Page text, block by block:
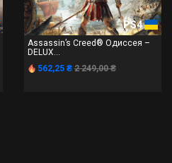
PS4
Assassin’s Creed® Одиссея –
DELUX...
562,25 ₴ 2 249,00 ₴